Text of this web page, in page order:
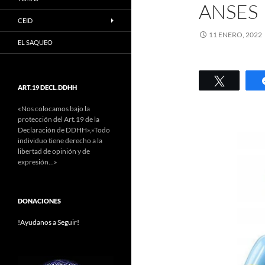
ANSES
11 ENERO, 2022
Twittear
CEID
EL SAQUEO
ART.19 DECL.DDHH
«Nos colocamos bajo la
protección del Art.19 de la
Declaración de DDHH»,»Todo
individuo tiene derecho a la
libertad de opinión y de
expresión…»
DONACIONES
!Ayudanos a Seguir!